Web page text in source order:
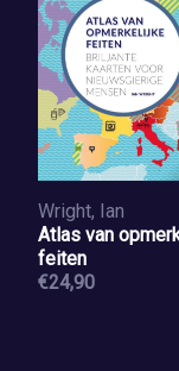
Wright, Ian
Atlas van
feiten
€24,90